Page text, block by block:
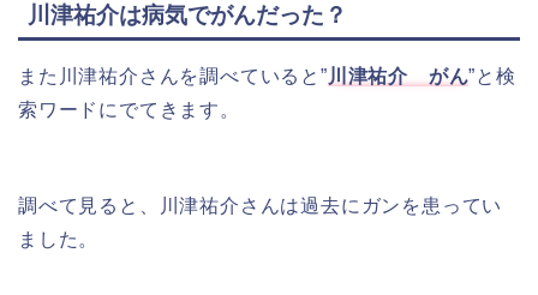
川津祐介は病気でがんだった？
また川津祐介さんを調べていると” 川津祐介 がん”と検
索ワードにでてきます。
調べて見ると、川津祐介さんは過去にガンを患ってい
ました。